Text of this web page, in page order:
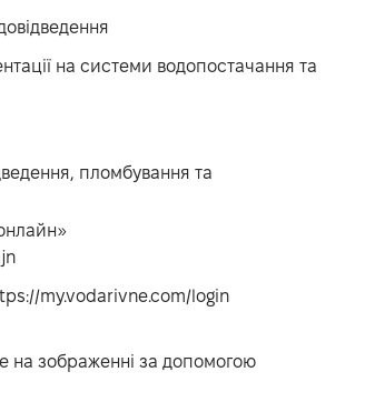
на системи водопостачання та
пломбування та
my.vodarivne.com/login
на зображенні за допомогою